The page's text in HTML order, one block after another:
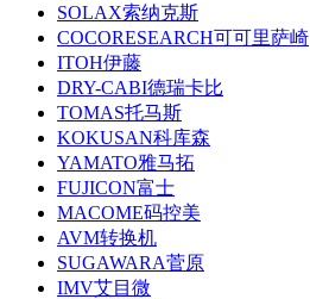
SOLAX索纳克斯
COCORESEARCH可可里萨崎
ITOH伊藤
DRY-CABI德瑞卡比
TOMAS托马斯
KOKUSAN科库森
YAMATO雅马拓
FUJICON富士
MACOME码控美
AVM转换机
SUGAWARA菅原
IMV艾目微